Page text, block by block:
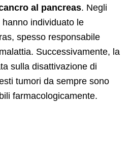
al pancreas. Negli
hanno individuato le
spesso responsabile
Successivamente, la
sulla disattivazione di
tumori da sempre sono
farmacologicamente.